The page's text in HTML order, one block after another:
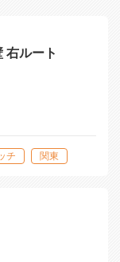
右ルート
チ 関東